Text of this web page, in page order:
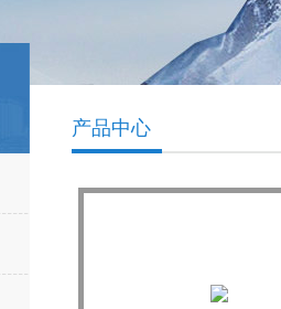
产品中心